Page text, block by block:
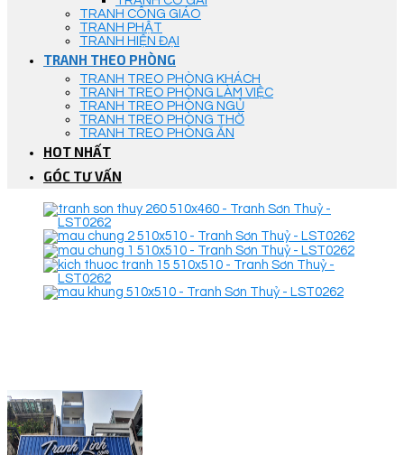
TRANH CÔNG GIÁO
TRANH PHẬT
TRANH HIỆN ĐẠI
TRANH THEO PHÒNG
TRANH TREO PHÒNG KHÁCH
TRANH TREO PHÒNG LÀM VIỆC
TRANH TREO PHÒNG NGỦ
TRANH TREO PHÒNG THỜ
TRANH TREO PHÒNG ĂN
HOT NHẤT
GÓC TƯ VẤN